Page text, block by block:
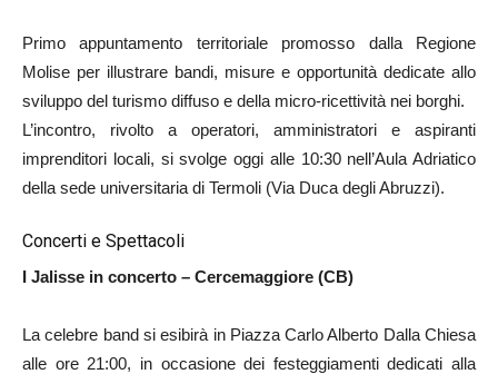
Primo appuntamento territoriale promosso dalla Regione
Molise per illustrare bandi, misure e opportunità dedicate allo
sviluppo del turismo diffuso e della micro‑ricettività nei borghi.
L’incontro, rivolto a operatori, amministratori e aspiranti
imprenditori locali, si svolge oggi alle 10:30 nell’Aula Adriatico
della sede universitaria di Termoli (Via Duca degli Abruzzi).
Concerti e Spettacoli
I Jalisse in concerto – Cercemaggiore (CB)
La celebre band si esibirà in Piazza Carlo Alberto Dalla Chiesa
alle ore 21:00, in occasione dei festeggiamenti dedicati alla